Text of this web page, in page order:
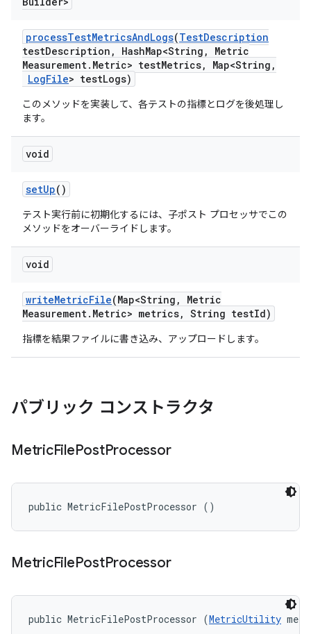
processTestMetricsAndLogs(TestDescription
testDescription , HashMap<String ,
Metric
Measurement. Metric> testMetrics, Map<String ,
LogFile> testLogs)
このメソッドを実装して、各テストの指標とログを後処理し
ます。
void
setUp()
テスト実行前に初期化するには、子ポスト プロセッサでこの
メソッドをオーバーライドします。
void
writeMetricFile(Map<String ,
Metric
Measurement. Metric> metrics, String testId)
指標を結果ファイルに書き込み、アップロードします。
パブリック コンストラクタ
MetricFilePostProcessor
public MetricFilePostProcessor ()
MetricFilePostProcessor
public MetricFilePostProcessor (MetricUtility